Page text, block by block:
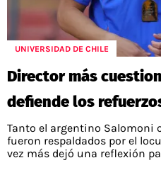
UNIVERSIDAD DE CHILE
Director más
defiende los
Tanto el argentino Salomoni
fueron respaldados por el
vez más dejó una reflexión